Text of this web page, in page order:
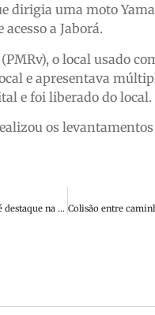
dirigia uma moto
a Jaborá.
o local usado
e apresentava
e foi liberado do local.
os
Indústria catarinense gera 47 mil vagas em 2024 e é destaque na criação recorde de empregos